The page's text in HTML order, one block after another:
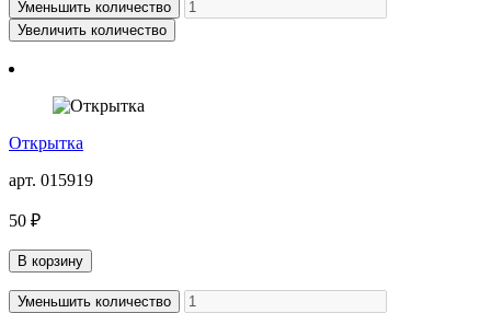
Уменьшить количество
Увеличить количество
Открытка
арт. 015919
50 ₽
В корзину
Уменьшить количество